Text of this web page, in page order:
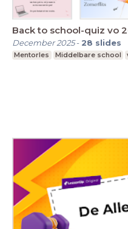
Back to school-quiz vo
December 2025- 28 slides
Mentorles Middelbare school